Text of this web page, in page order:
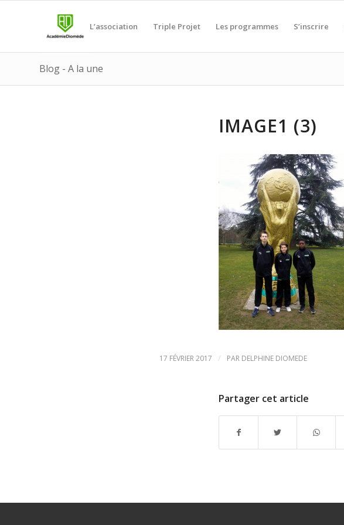
L’association Triple Projet Les programmes S’inscrire
Blog - A la une
IMAGE1 (3)
17 FÉVRIER 2017 / PAR DELPHINE DIOMEDE
Partager cet article